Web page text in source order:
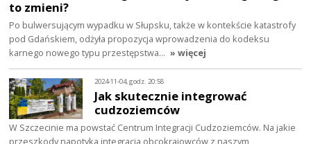
to zmieni?
Po bulwersującym wypadku w Słupsku, także w kontekście katastrofy
pod Gdańskiem, odżyła propozycja wprowadzenia do kodeksu
karnego nowego typu przestępstwa… » więcej
2024-11-04, godz. 20:58
Jak skutecznie integrować
cudzoziemców
W Szczecinie ma powstać Centrum Integracji Cudzoziemców. Na jakie
przeszkody napotyka integracja obcokrajowców z naszym